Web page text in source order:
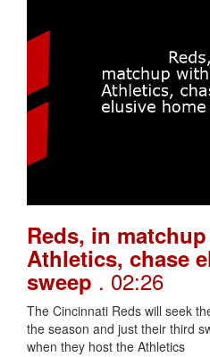
Reds, in
Athletics, chase
sweep . 02:26
The Cincinnati Reds will seek
the season and just their third
when they host the Athletics